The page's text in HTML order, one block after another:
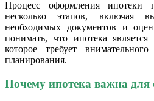
Процесс оформления ипотеки
несколько этапов, включая
необходимых документов и
понимать, что ипотека является
которое требует
планирования.
Почему ипотека важна для